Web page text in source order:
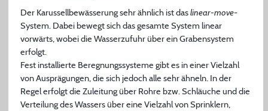
Der Karussellbewässerung sehr ähnlich ist daslinear-move-
System. Dabei bewegt sich das gesamte System linear
vorwärts, wobei die Wasserzufuhr über ein Grabensystem
erfolgt.
Fest installierte Beregnungssysteme gibt es in einer Vielzahl
von Ausprägungen, die sich jedoch alle sehr ähneln. In der
Regel erfolgt die Zuleitung über Rohre bzw. Schläuche und die
Verteilung des Wassers über eine Vielzahl von Sprinklern,